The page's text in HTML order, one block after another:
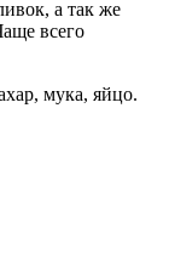
а так же
всего
мука, яйцо.